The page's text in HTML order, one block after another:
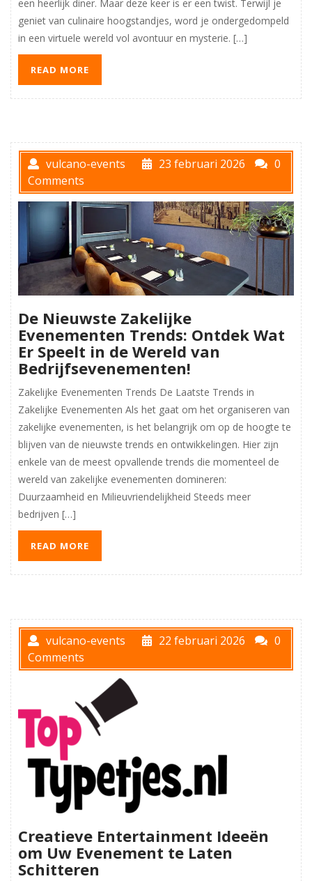
een heerlijk diner. Maar deze keer is er een twist. Terwijl je
geniet van culinaire hoogstandjes, word je ondergedompeld
in een virtuele wereld vol avontuur en mysterie. […]
READ MORE
vulcano-events 23 februari 2026
0
Comments
De Nieuwste Zakelijke
Evenementen Trends: Ontdek Wat
Er Speelt in de Wereld van
Bedrijfsevenementen!
Zakelijke Evenementen Trends De Laatste Trends in
Zakelijke Evenementen Als het gaat om het organiseren van
zakelijke evenementen, is het belangrijk om op de hoogte te
blijven van de nieuwste trends en ontwikkelingen. Hier zijn
enkele van de meest opvallende trends die momenteel de
wereld van zakelijke evenementen domineren:
Duurzaamheid en Milieuvriendelijkheid Steeds meer
bedrijven […]
READ MORE
vulcano-events 22 februari 2026
0
Comments
Creatieve Entertainment Ideeën
om Uw Evenement te Laten
Schitteren